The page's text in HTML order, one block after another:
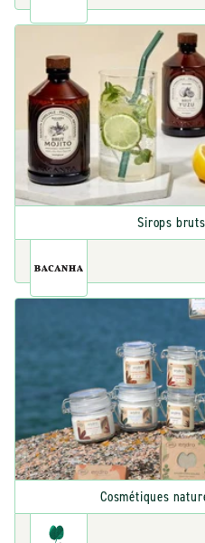
Sirops
Cosmétiques